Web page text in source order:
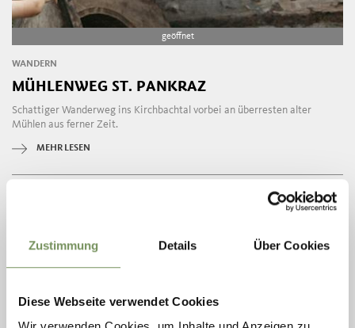
Zustimmung Details Über Cookies
Diese Webseite verwendet Cookies
geöffnet
WANDERN
MÜHLENWEG ST. PANKRAZ
Schattiger Wanderweg ins Kirchbachtal vorbei an überresten alter
Mühlen aus ferner Zeit.
MEHR LESEN